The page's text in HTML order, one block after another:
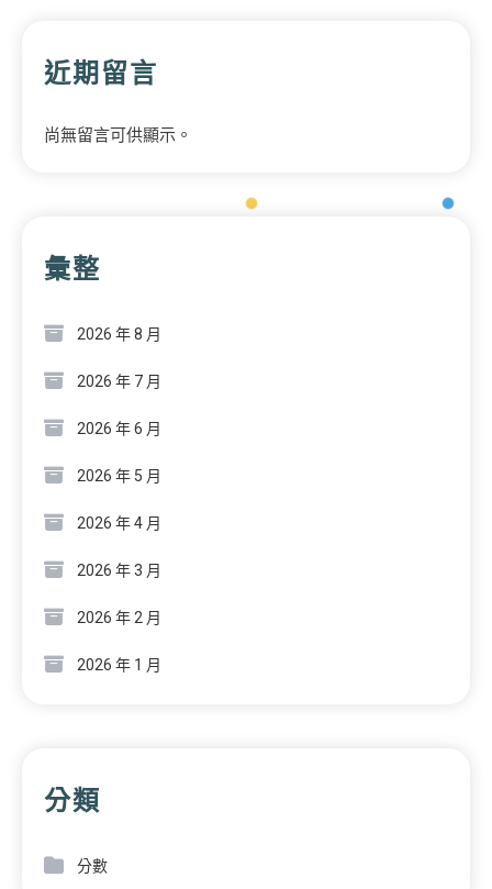
近期留言
尚無留言可供顯示。
彙整
2026 年 8 月
2026 年 7 月
2026 年 6 月
2026 年 5 月
2026 年 4 月
2026 年 3 月
2026 年 2 月
2026 年 1 月
分類
分數